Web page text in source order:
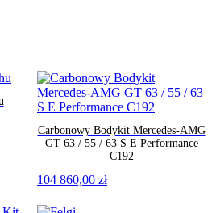
Carbonowy Bodykit Mercedes-AMG
GT 63 / 55 / 63 S E Performance
C192
104 860,00 zł